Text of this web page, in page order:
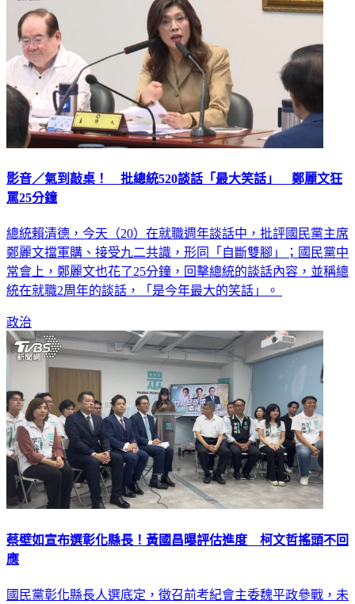
影音／氣到敲桌！ 批總統520談話「最大笑話」 鄭麗文狂
罵25分鐘
總統賴清德，今天（20）在就職週年談話中，批評國民黨主席
鄭麗文擋軍購、接受九二共識，形同「自斷雙腳」；國民黨中
常會上，鄭麗文也花了25分鐘，回擊總統的談話內容，並稱總
統在就職2周年的談話，「是今年最大的笑話」。
政治
蔡壁如宣布選彰化縣長！黃國昌曝評估進度 柯文哲搖頭不回
應
國民黨彰化縣長人選底定，徵召前考紀會主委魏平政參戰，未